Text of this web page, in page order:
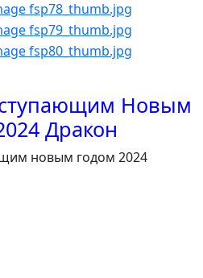
Новым
Дракон